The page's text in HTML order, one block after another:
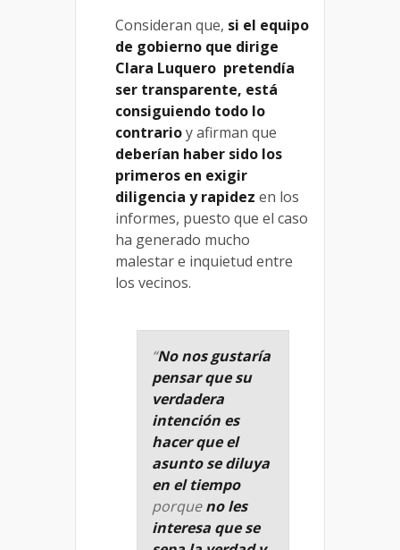
Consideran que, si el equipo
de gobierno que dirige
Clara Luquero pretendía
ser transparente, está
consiguiendo todo lo
contrarioy afirman que
deberían haber sido los
primeros en exigir
diligencia y rapidez en los
informes, puesto que el caso
ha generado mucho
malestar e inquietud entre
los vecinos.
“No nos gustaría
pensar que su
verdadera
intención es
hacer que el
asunto se diluya
en el tiempo
porqueno les
interesa que se